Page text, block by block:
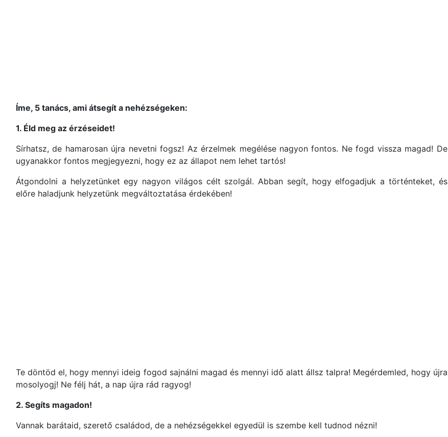
Íme, 5 tanács, ami átsegít a nehézségeken:
1. Éld meg az érzéseidet!
Sírhatsz, de hamarosan újra nevetni fogsz! Az érzelmek megélése nagyon fontos. Ne fogd vissza magad! De
ugyanakkor fontos megjegyezni, hogy ez az állapot nem lehet tartós!
Átgondolni a helyzetünket egy nagyon világos célt szolgál. Abban segít, hogy elfogadjuk a történteket, és
előre haladjunk helyzetünk megváltoztatása érdekében!
Te döntöd el, hogy mennyi ideig fogod sajnálni magad és mennyi idő alatt állsz talpra! Megérdemled, hogy újra
mosolyogj! Ne félj hát, a nap újra rád ragyog!
2. Segíts magadon!
Vannak barátaid, szerető családod, de a nehézségekkel egyedül is szembe kell tudnod nézni!